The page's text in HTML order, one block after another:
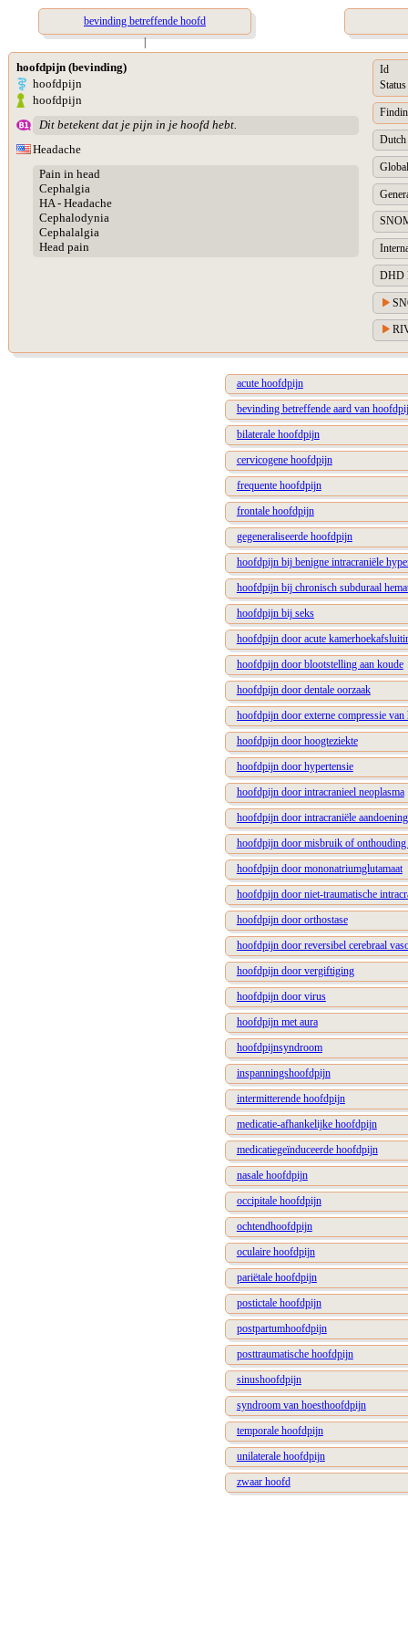
bevinding betreffende hoofd
|
hoofdpijn (bevinding)
hoofdpijn
hoofdpijn
Dit betekent dat je pijn in je hoofd hebt.
Headache
Pain in head
Cephalgia
HA - Headache
Cephalodynia
Cephalalgia
Head pain
Id
Status
Dutch
DHD
acute hoofdpijn
bevinding betreffende aard van
bilaterale hoofdpijn
cervicogene hoofdpijn
frequente hoofdpijn
frontale hoofdpijn
gegeneraliseerde hoofdpijn
hoofdpijn bij benigne intracraniële
hoofdpijn bij chronisch subduraal
hoofdpijn bij seks
hoofdpijn door acute
hoofdpijn door blootstelling aan koude
hoofdpijn door dentale oorzaak
hoofdpijn door externe compressie van
hoofdpijn door hoogteziekte
hoofdpijn door hypertensie
hoofdpijn door intracranieel neoplasma
hoofdpijn door intracraniële aandoening
hoofdpijn door misbruik of onthouding
hoofdpijn door mononatriumglutamaat
hoofdpijn door niet-traumatische
hoofdpijn door orthostase
hoofdpijn door reversibel cerebraal
hoofdpijn door vergiftiging
hoofdpijn door virus
hoofdpijn met aura
hoofdpijnsyndroom
inspanningshoofdpijn
intermitterende hoofdpijn
medicatie-afhankelijke hoofdpijn
medicatiegeïnduceerde hoofdpijn
nasale hoofdpijn
occipitale hoofdpijn
ochtendhoofdpijn
oculaire hoofdpijn
pariëtale hoofdpijn
postictale hoofdpijn
postpartumhoofdpijn
posttraumatische hoofdpijn
sinushoofdpijn
syndroom van hoesthoofdpijn
temporale hoofdpijn
unilaterale hoofdpijn
zwaar hoofd